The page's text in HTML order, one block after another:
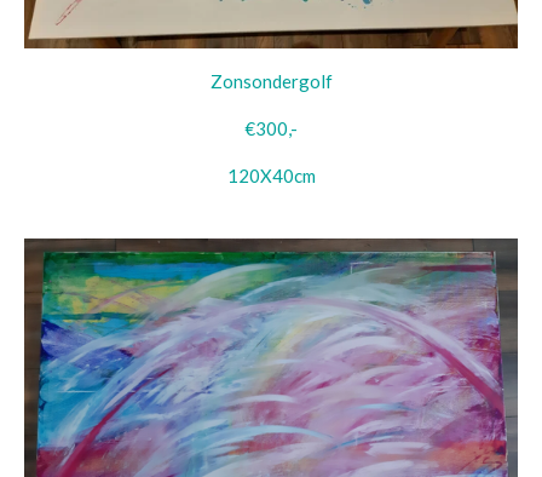
Zonsondergolf
€300,-
120X40cm